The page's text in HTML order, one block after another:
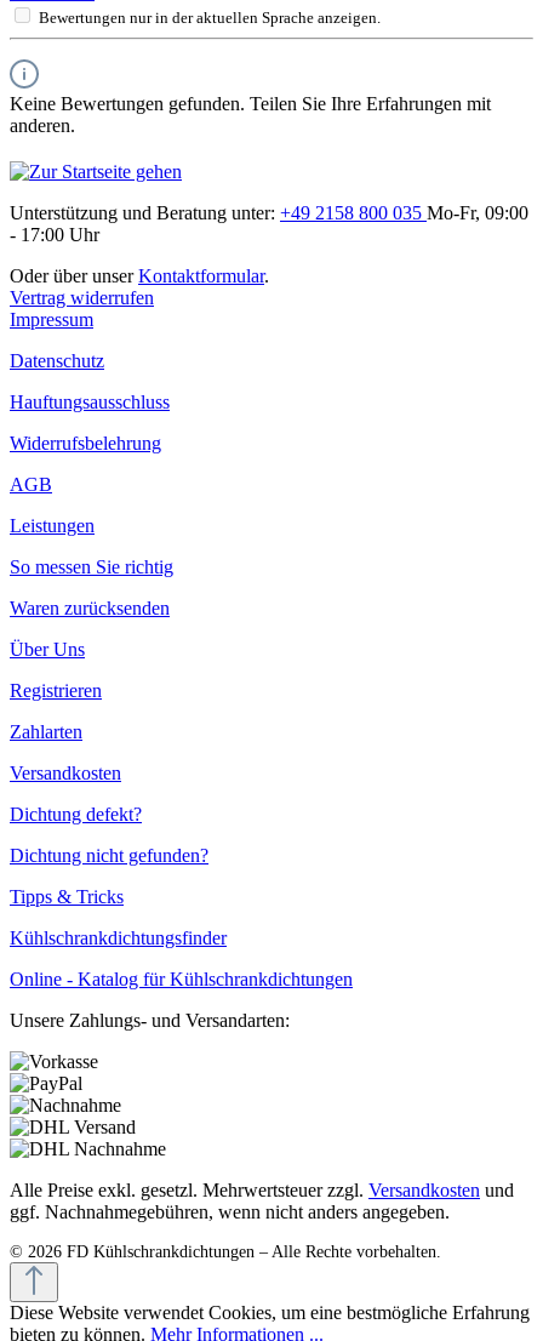
Bewertungen nur in der aktuellen Sprache anzeigen.
Keine Bewertungen gefunden. Teilen Sie Ihre Erfahrungen mit
anderen.
Unterstützung und Beratung unter: +49 2158 800 035 Mo-Fr, 09:00
- 17:00 Uhr
Oder über unserKontaktformular.
Vertrag widerrufen
Impressum
Datenschutz
Hauftungsausschluss
Widerrufsbelehrung
AGB
Leistungen
So messen Sie richtig
Waren zurücksenden
Über Uns
Registrieren
Zahlarten
Versandkosten
Dichtung defekt?
Dichtung nicht gefunden?
Tipps & Tricks
Kühlschrankdichtungsfinder
Online - Katalog für Kühlschrankdichtungen
Unsere Zahlungs- und Versandarten:
Alle Preise exkl. gesetzl. Mehrwertsteuer zzgl. Versandkosten und
ggf. Nachnahmegebühren, wenn nicht anders angegeben.
Diese Website verwendet Cookies, um eine bestmögliche Erfahrung
bieten zu können. Mehr Informationen ...